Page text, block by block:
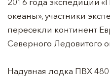
океаны», участники
пересекли континент
Северного Ледовитого
Надувная лодка ПВХ 480